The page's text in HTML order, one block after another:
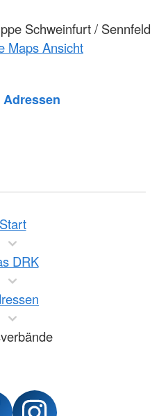
Schweinfurt / Sennfeld
Maps Ansicht
Adressen
Start
DRK